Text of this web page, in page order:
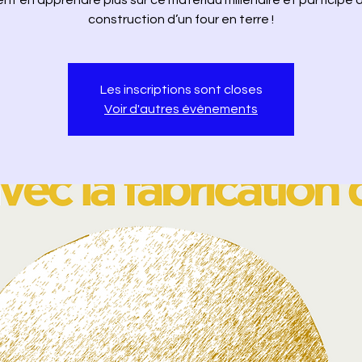
construction d’un four en terre !
Les inscriptions sont closes
Voir d'autres événements